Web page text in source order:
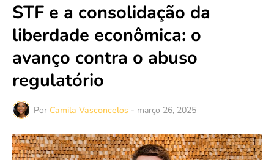
STF e a consolidação da
liberdade econômica: o
avanço contra o abuso
regulatório
Por Camila Vasconcelos - março 26, 2025